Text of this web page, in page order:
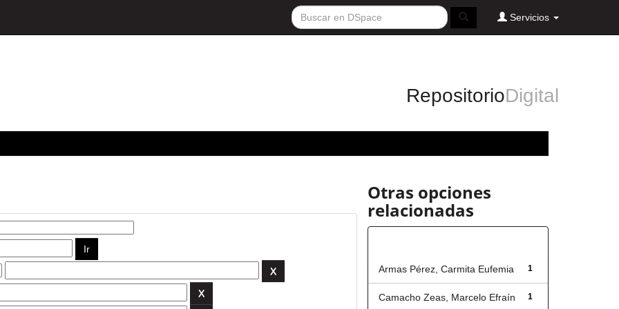
Servicios
RepositorioDigital
Otras opciones
relacionadas
1
Armas Pérez, Carmita Eufemia
1
Camacho Zeas, Marcelo Efraín